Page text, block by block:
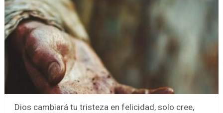
Dios cambiará tu tristeza en felicidad, solo cree,